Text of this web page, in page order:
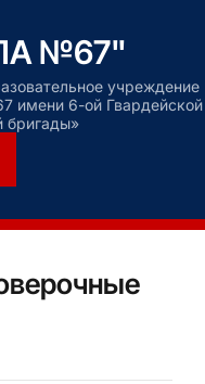
№67"
учреждение
имени 6-ой Гвардейской
бригады»